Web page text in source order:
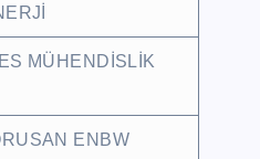
MÜHENDİSLİK
ENBW